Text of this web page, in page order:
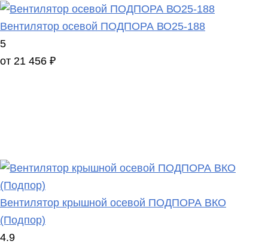
Вентилятор осевой ПОДПОРА ВО25-188
5
от 21 456 ₽
Вентилятор крышной осевой ПОДПОРА ВКО
(Подпор)
4.9